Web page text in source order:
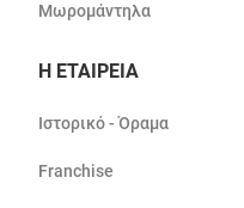
Μωρομάντηλα
Η ΕΤΑΙΡΕΙΑ
Ιστορικό - Όραμα
Franchise